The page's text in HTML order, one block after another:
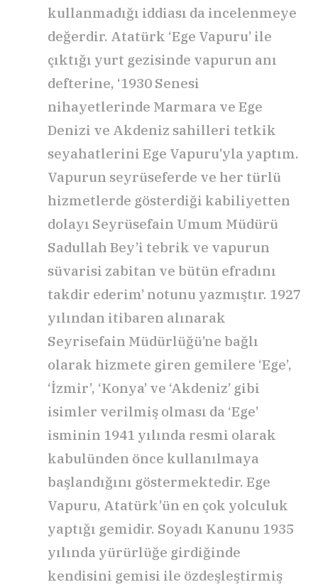
kullanmadığı iddiası da incelenmeye
değerdir. Atatürk ‘Ege Vapuru’ ile
çıktığı yurt gezisinde vapurun anı
defterine, ‘1930 Senesi
nihayetlerinde Marmara ve Ege
Denizi ve Akdeniz sahilleri tetkik
seyahatlerini Ege Vapuru’yla yaptım.
Vapurun seyrüseferde ve her türlü
hizmetlerde gösterdiği kabiliyetten
dolayı Seyrüsefain Umum Müdürü
Sadullah Bey’i tebrik ve vapurun
süvarisi zabitan ve bütün efradını
takdir ederim’ notunu yazmıştır. 1927
yılından itibaren alınarak
Seyrisefain Müdürlüğü’ne bağlı
olarak hizmete giren gemilere ‘Ege’,
‘İzmir’, ‘Konya’ ve ‘Akdeniz’ gibi
isimler verilmiş olması da ‘Ege’
isminin 1941 yılında resmi olarak
kabulünden önce kullanılmaya
başlandığını göstermektedir. Ege
Vapuru, Atatürk’ün en çok yolculuk
yaptığı gemidir. Soyadı Kanunu 1935
yılında yürürlüğe girdiğinde
kendisini gemisi ile özdeşleştirmiş